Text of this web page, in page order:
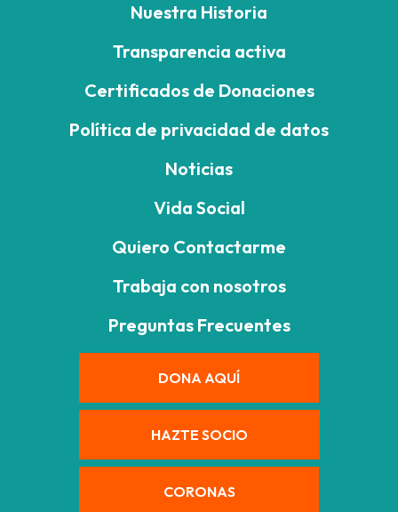
Nuestra Historia
Transparencia activa
Certificados de Donaciones
Política de privacidad de datos
Noticias
Vida Social
Quiero Contactarme
Trabaja con nosotros
Preguntas Frecuentes
DONA AQUÍ
HAZTE SOCIO
CORONAS